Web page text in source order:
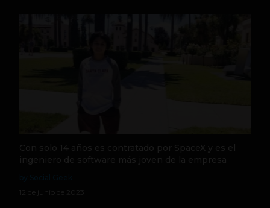
Con solo 14 años es contratado por SpaceX y es el
ingeniero de software más joven de la empresa
12 de junio de 2023